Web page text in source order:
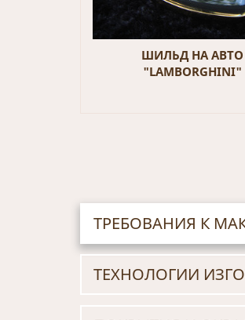
ШИЛЬД НА АВТО
"LAMBORGHINI"
ТРЕБОВАНИЯ К
ТЕХНОЛОГИИ